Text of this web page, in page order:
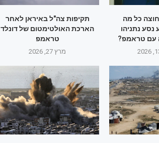
תקיפות צה"ל באיראן לאחר
הארכת האולטימטום של דונלד
טראמפ
מרץ 27, 2026
כל מה
נתניהו
עם טראמפ?